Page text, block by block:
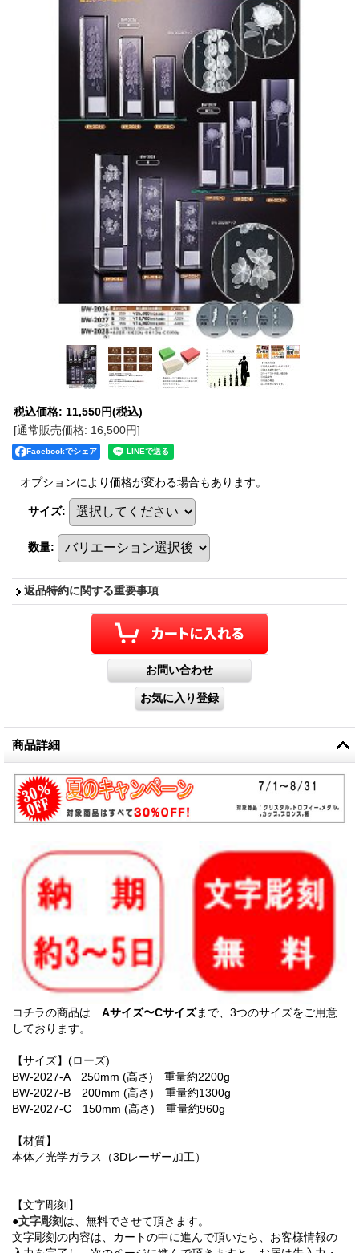
税込価格: 11,550円(税込)
[通常販売価格: 16,500円]
Facebookでシェア
オプションにより価格が変わる場合もあります。
サイズ:
数量:
返品特約に関する重要事項
商品詳細
コチラの商品は Aサイズ〜Cサイズまで、3つのサイズをご用意
しております。
【サイズ】(ローズ)
BW-2027-A 250mm (高さ) 重量約2200g
BW-2027-B 200mm (高さ) 重量約1300g
BW-2027-C 150mm (高さ) 重量約960g
【材質】
本体／光学ガラス（3Dレーザー加工）
【文字彫刻】
●文字彫刻は、無料でさせて頂きます。
文字彫刻の内容は、カートの中に進んで頂いたら、お客様情報の